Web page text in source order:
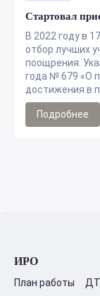
Стартовал
В 2022 году в
отбор лучших
поощрения.
года № 679 «О
достижения в
Подробнее
ИРО
План работы ДТ